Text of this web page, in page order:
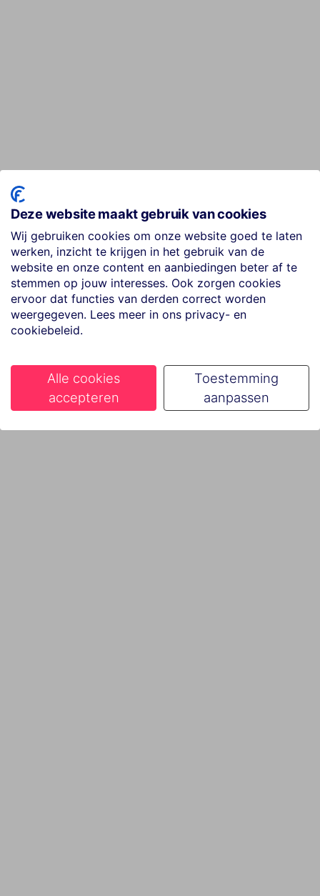
Deze website maakt gebruik van cookies
Wij gebruiken cookies om onze website goed te laten
werken, inzicht te krijgen in het gebruik van de
website en onze content en aanbiedingen beter af te
stemmen op jouw interesses. Ook zorgen cookies
ervoor dat functies van derden correct worden
weergegeven. Lees meer in ons privacy- en
cookiebeleid.
Alle cookies
accepteren
Toestemming
aanpassen